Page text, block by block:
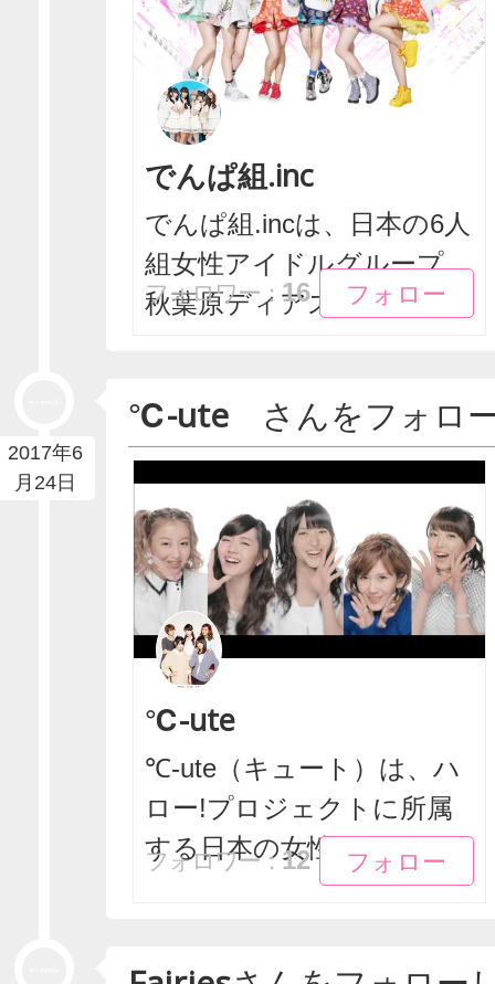
でんぱ組.inc
でんぱ組.incは、日本の6人
組女性アイドルグループ。
秋葉原ディアス...フォロー
フォロー
フォロワー： 16
2017年6
月24日
℃-ute さんをフォロ
℃-ute
℃-ute（キュート）は、ハ
ロー!プロジェクトに所属
する日本の女性ア...フォロー
フォロー
フォロワー：12